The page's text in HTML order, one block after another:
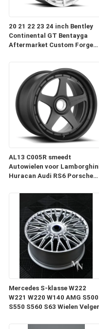
20 21 22 23 24 inch Bentley
Continental GT Bentayga
Aftermarket Custom Forge
AL13 C005R smeedt
Autowielen voor
Huracan Audi RS6 Porsche
Mercedes S-klasse W222
W221 W220 W140 AMG S500
S550 S560 S63 Wielen